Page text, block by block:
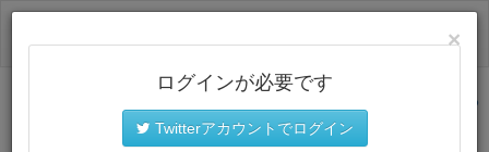
サイトトップに戻る
×
ログインが必要です
Twitterアカウントでログイン